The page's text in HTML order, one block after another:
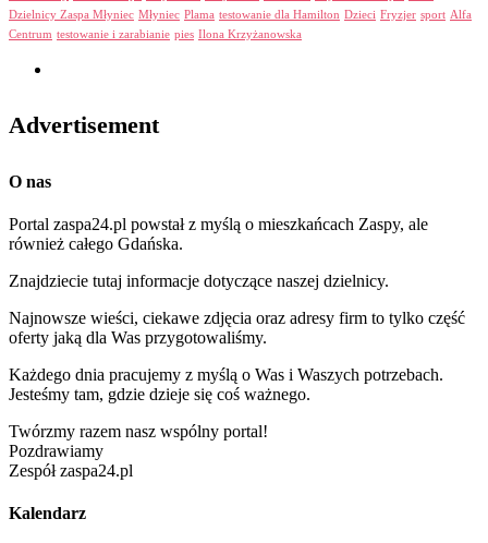
Dzielnicy Zaspa Młyniec Młyniec Plama testowanie dla Hamilton Dzieci Fryzjer sport Alfa
Centrum testowanie i zarabianie pies Ilona Krzyżanowska
Advertisement
O nas
Portal zaspa24.pl powstał z myślą o mieszkańcach Zaspy, ale
również całego Gdańska.
Znajdziecie tutaj informacje dotyczące naszej dzielnicy.
Najnowsze wieści, ciekawe zdjęcia oraz adresy firm to tylko część
oferty jaką dla Was przygotowaliśmy.
Każdego dnia pracujemy z myślą o Was i Waszych potrzebach.
Jesteśmy tam, gdzie dzieje się coś ważnego.
Twórzmy razem nasz wspólny portal!
Pozdrawiamy
Zespół zaspa24.pl
Kalendarz